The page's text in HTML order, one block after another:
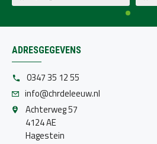
ADRESGEGEVENS
0347 35 12 55
info@chrdeleeuw.nl
Achterweg 57
4124 AE
Hagestein